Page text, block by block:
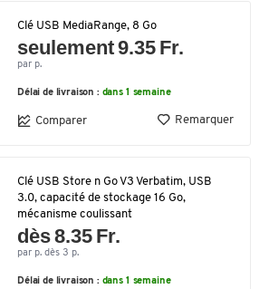
Clé USB MediaRange, 8 Go
seulement 9.35 Fr.
par p.
Délai de livraison : dans 1 semaine
Comparer Remarquer
Clé USB Store n Go V3 Verbatim, USB
3.0, capacité de stockage 16 Go,
mécanisme coulissant
dès 8.35 Fr.
par p. dès 3 p.
Délai de livraison : dans 1 semaine